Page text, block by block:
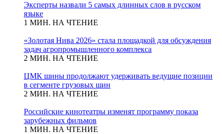
Эксперты назвали 5 самых длинных слов в русском
языке
1 МИН. НА ЧТЕНИЕ
«Золотая Нива 2026» стала площадкой для обсуждения
задач агропромышленного комплекса
2 МИН. НА ЧТЕНИЕ
ЦМК шины продолжают удерживать ведущие позиции
в сегменте грузовых шин
2 МИН. НА ЧТЕНИЕ
Российские кинотеатры изменят программу показа
зарубежных фильмов
1 МИН. НА ЧТЕНИЕ